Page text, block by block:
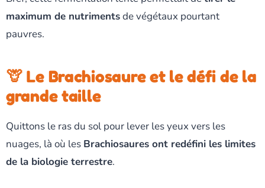
maximum de nutrimentsde végétaux pourtant
pauvres.
🦒 Le Brachiosaure et le défi de la
grande taille
Quittons le ras du sol pour lever les yeux vers les
nuages, là où les Brachiosaures ont redéfini les limites
de la biologie terrestre.